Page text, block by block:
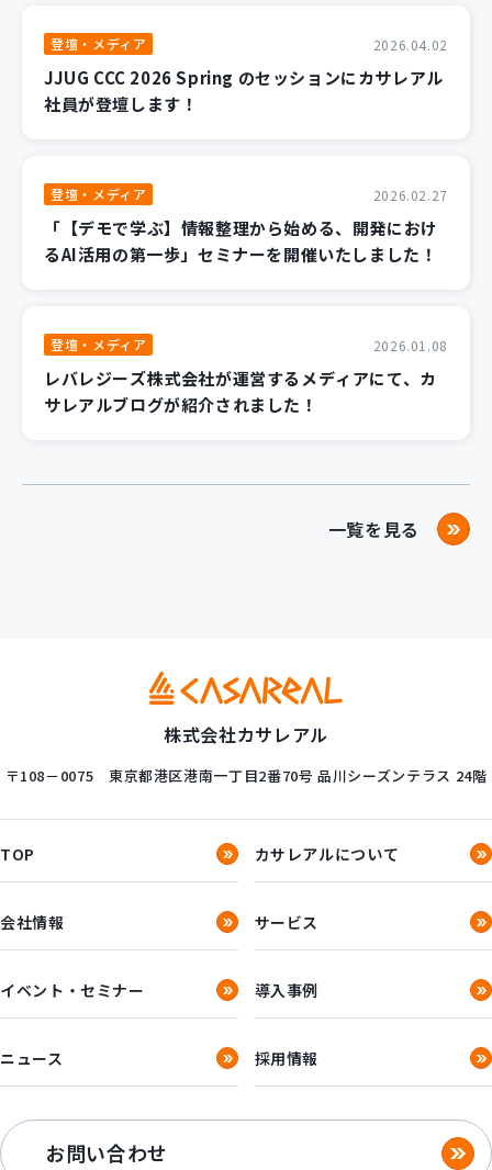
登壇・メディア 2026.04.02
JJUG CCC 2026 Spring のセッションにカサレアル
社員が登壇します！
登壇・メディア 2026.02.27
「【デモで学ぶ】情報整理から始める、開発におけ
るAI活用の第一歩」セミナーを開催いたしました！
登壇・メディア 2026.01.08
レバレジーズ株式会社が運営するメディアにて、カ
サレアルブログが紹介されました！
一覧を見る
株式会社カサレアル
〒108－0075 東京都港区港南一丁目2番70号 品川シーズンテラス 24階
TOP カサレアルについて
会社情報 サービス
イベント・セミナー 導入事例
ニュース 採用情報
お問い合わせ